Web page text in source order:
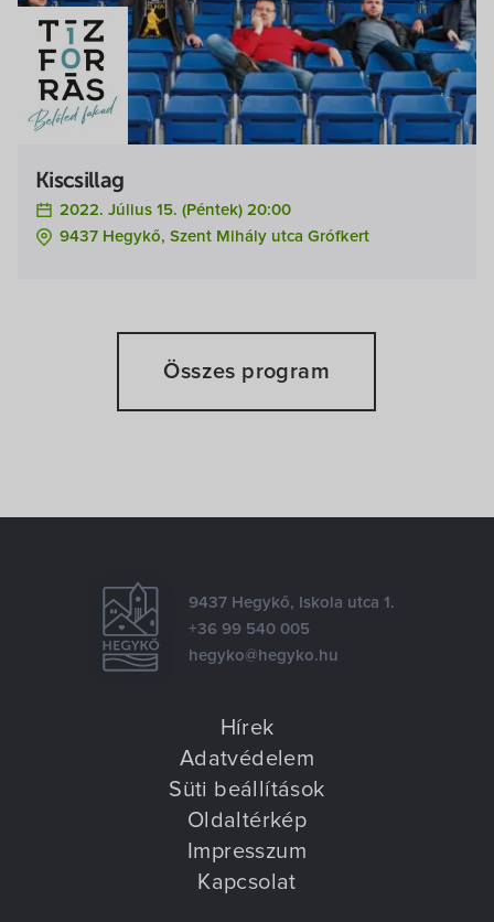
Kiscsillag
2022. Július 15. (péntek) 20:00
9437 Hegykő, Szent Mihály utca Grófkert
Összes program
9437 Hegykő, Iskola utca 1.
+36 99 540 005
hegyko@hegyko.hu
Hírek
Adatvédelem
Süti beállítások
Oldaltérkép
Impresszum
Kapcsolat